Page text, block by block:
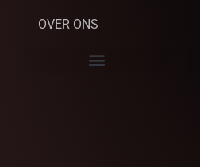
OVER ONS